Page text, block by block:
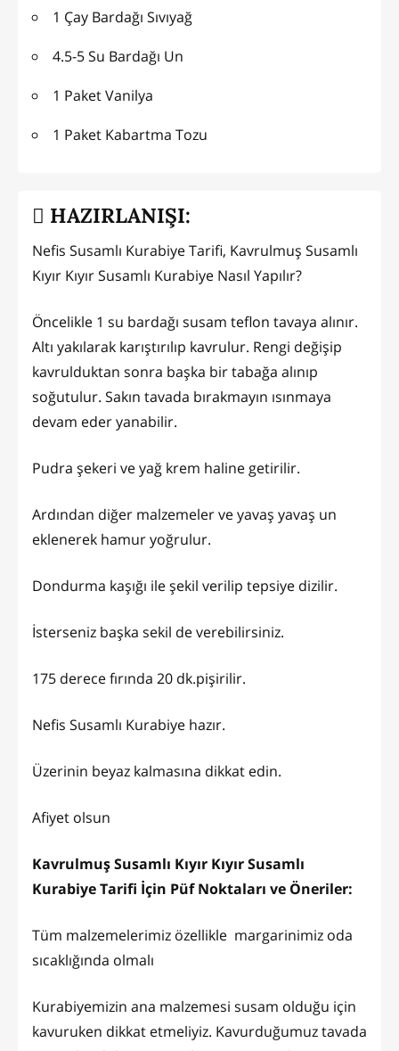
1 Çay Bardağı Sıvıyağ
4.5-5 Su Bardağı Un
1 Paket Vanilya
1 Paket Kabartma Tozu
HAZIRLANIŞI:
Nefis Susamlı Kurabiye Tarifi, Kavrulmuş Susamlı
Kıyır Kıyır Susamlı Kurabiye Nasıl Yapılır?
Öncelikle 1 su bardağı susam teflon tavaya alınır.
Altı yakılarak karıştırılıp kavrulur. Rengi değişip
kavrulduktan sonra başka bir tabağa alınıp
soğutulur. Sakın tavada bırakmayın ısınmaya
devam eder yanabilir.
Pudra şekeri ve yağ krem haline getirilir.
Ardından diğer malzemeler ve yavaş yavaş un
eklenerek hamur yoğrulur.
Dondurma kaşığı ile şekil verilip tepsiye dizilir.
İsterseniz başka sekil de verebilirsiniz.
175 derece fırında 20 dk.pişirilir.
Nefis Susamlı Kurabiye hazır.
Üzerinin beyaz kalmasına dikkat edin.
Afiyet olsun
Kavrulmuş Susamlı Kıyır Kıyır Susamlı
Kurabiye Tarifi İçin Püf Noktaları ve Öneriler:
Tüm malzemelerimiz özellikle margarinimiz oda
sıcaklığında olmalı
Kurabiyemizin ana malzemesi susam olduğu için
kavuruken dikkat etmeliyiz. Kavurduğumuz tavada